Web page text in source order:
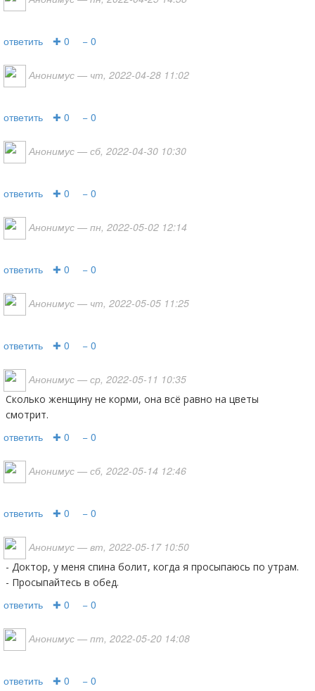
ответить ✚ 0 − 0
Анонимус — чт, 2022-04-28 11:02
ответить ✚ 0 − 0
Анонимус — сб, 2022-04-30 10:30
ответить ✚ 0 − 0
Анонимус — пн, 2022-05-02 12:14
ответить ✚ 0 − 0
Анонимус — чт, 2022-05-05 11:25
ответить ✚ 0 − 0
Анонимус — ср, 2022-05-11 10:35
Сколько женщину не корми, она всё равно на цветы
смотрит.
ответить ✚ 0 − 0
Анонимус — сб, 2022-05-14 12:46
ответить ✚ 0 − 0
Анонимус — вт, 2022-05-17 10:50
- Доктор, у меня спина болит, когда я просыпаюсь по утрам.
- Просыпайтесь в обед.
ответить ✚ 0 − 0
Анонимус — пт, 2022-05-20 14:08
ответить ✚ 0 − 0